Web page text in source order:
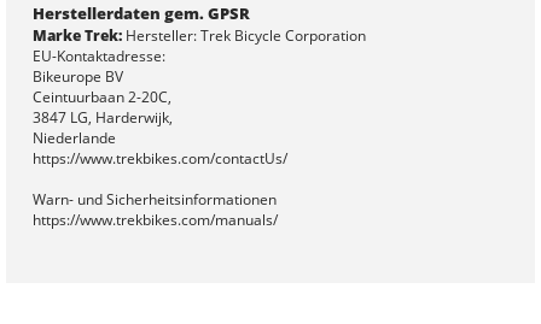
Herstellerdaten gem. GPSR
Marke Trek:Hersteller: Trek Bicycle Corporation
EU-Kontaktadresse:
Bikeurope BV
Ceintuurbaan 2-20C,
3847 LG, Harderwijk,
Niederlande
https://www.trekbikes.com/contactUs/
Warn- und Sicherheitsinformationen
https://www.trekbikes.com/manuals/